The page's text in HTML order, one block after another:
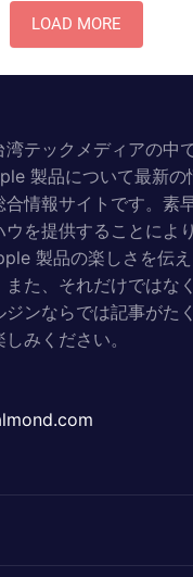
LOAD MORE
湾テックメディアの中
製品について最新の
情報サイトです。素
ウを提供することによ
製品の楽しさを伝え
た、それだけではな
ンならでは記事がた
みください。